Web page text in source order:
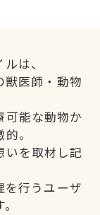
は、
獣医師・動物
可能な動物か
。
いを取材し記
を行うユーザ